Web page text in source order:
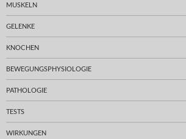
MUSKELN
GELENKE
KNOCHEN
BEWEGUNGSPHYSIOLOGIE
PATHOLOGIE
TESTS
WIRKUNGEN